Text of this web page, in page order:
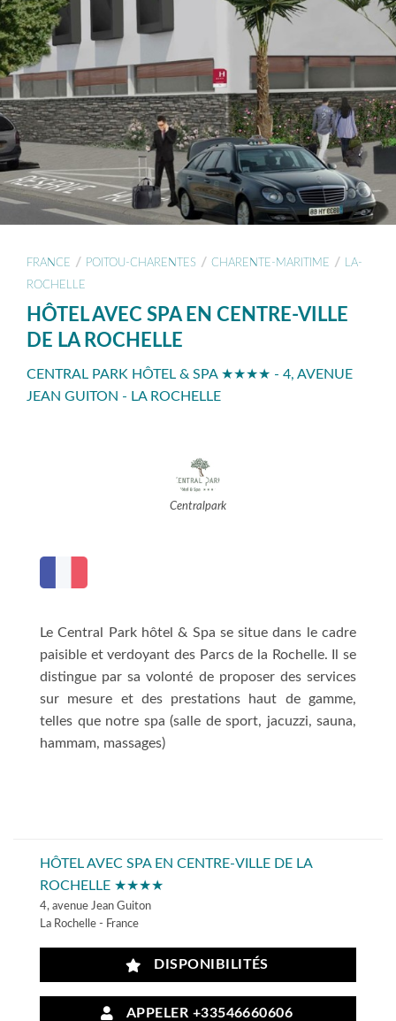
FRANCE / POITOU-CHARENTES / CHARENTE-MARITIME / LA-
ROCHELLE
HÔTEL AVEC SPA EN CENTRE-VILLE
DE LA ROCHELLE
CENTRAL PARK HÔTEL & SPA ★★★★ - 4, AVENUE
JEAN GUITON - LA ROCHELLE
Centralpark
Le Central Park hôtel & Spa se situe dans le cadre
paisible et verdoyant des Parcs de la Rochelle. Il se
distingue par sa volonté de proposer des services
sur mesure et des prestations haut de gamme,
telles que notre spa (salle de sport, jacuzzi, sauna,
hammam, massages)
HÔTEL AVEC SPA EN CENTRE-VILLE DE LA
ROCHELLE ★★★★
4, avenue Jean Guiton
La Rochelle - France
DISPONIBILITÉS
APPELER +33546660606